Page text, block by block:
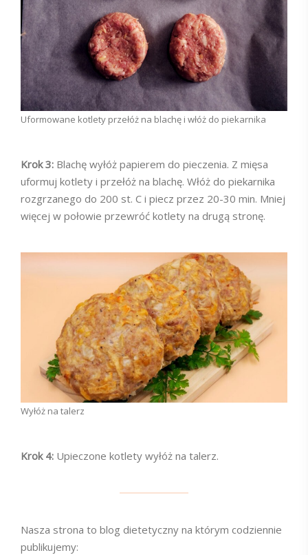
Uformowane kotlety przełóż na blachę i włóż do piekarnika
Krok 3: Blachę wyłóż papierem do pieczenia. Z mięsa
uformuj kotlety i przełóż na blachę. Włóż do piekarnika
rozgrzanego do 200 st. C i piecz przez 20-30 min. Mniej
więcej w połowie przewróć kotlety na drugą stronę.
Wyłóż na talerz
Krok 4: Upieczone kotlety wyłóż na talerz.
Nasza strona to blog dietetyczny na którym codziennie
publikujemy: